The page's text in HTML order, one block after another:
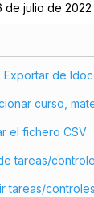
de julio de 2022
Exportar de
curso,
el fichero CSV
tareas/
tareas/